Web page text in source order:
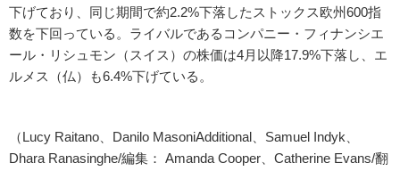
下げており、同じ期間で約2.2%下落したストックス欧州600指
数を下回っている。ライバルであるコンパニー・フィナンシエ
ール・リシュモン（スイス）の株価は4月以降17.9%下落し、エ
ルメス（仏）も6.4%下げている。
（Lucy Raitano、Danilo MasoniAdditional、Samuel Indyk、
Dhara Ranasinghe/編集： Amanda Cooper、Catherine Evans/翻